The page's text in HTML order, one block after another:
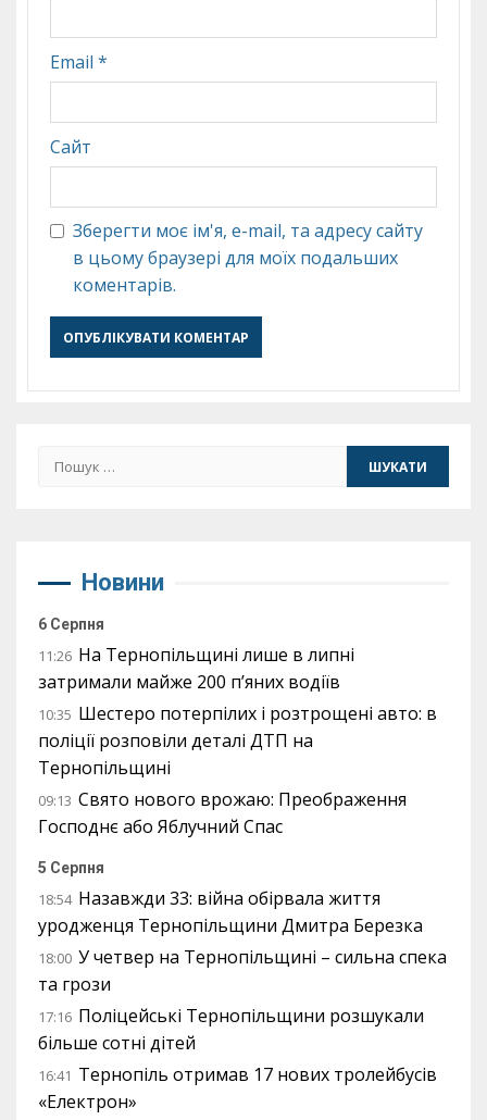
Email *
Сайт
Зберегти моє ім'я, e-mail, та адресу сайту
в цьому браузері для моїх подальших
коментарів.
Пошук:
Новини
6 Серпня
11:26 На Тернопільщині лише в липні
затримали майже 200 п’яних водіїв
10:35 Шестеро потерпілих і розтрощені авто: в
поліції розповіли деталі ДТП на
Тернопільщині
09:13 Свято нового врожаю: Преображення
Господнє або Яблучний Спас
5 Серпня
18:54 Назавжди 33: війна обірвала життя
уродженця Тернопільщини Дмитра Березка
18:00 У четвер на Тернопільщині – сильна спека
та грози
17:16 Поліцейські Тернопільщини розшукали
більше сотні дітей
16:41 Тернопіль отримав 17 нових тролейбусів
«Електрон»